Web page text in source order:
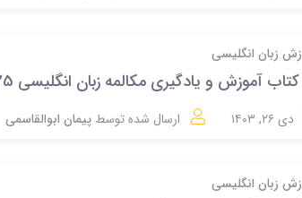
زبان انگلیسی
دی ۲۶, ۱۴۰۳ ارسال شده توسط پیمان ابوالقاسمی
زبان انگلیسی